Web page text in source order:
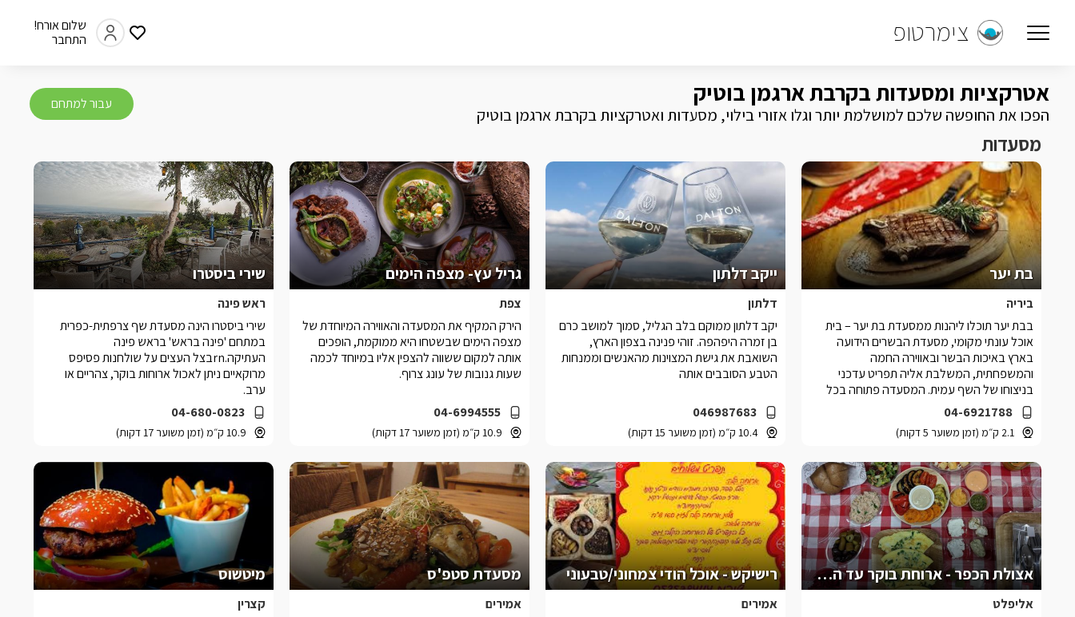
צימרטופ
שלום אורח!
התחבר
אטרקציות ומסעדות בקרבת ארגמן בוטיק
הפכו את החופשה שלכם למושלמת יותר וגלו אזורי בילוי, מסעדות ואטרקציות בקרבת ארגמן בוטיק
עבור למתחם
מסעדות
בת יער
ביריה
04-6921788
2.1 ק״מ (זמן משוער 5 דקות)
בבת יער תוכלו ליהנות ממסעדת בת יער – בית
אוכל עונתי מקומי, מסעדת הבשרים הידועה
בארץ באיכות הבשר ובאווירה החמה
והמשפחתית, המשלבת אליה תפריט עדכני
בניצוחו של השף עמית. המסעדה פתוחה בכל
ימות השבוע.
ייקב דלתון
דלתון
046987683
10.4 ק״מ (זמן משוער 15 דקות)
יקב דלתון ממוקם בלב הגליל, סמוך למושב כרם
בן זמרה היפהפה. זוהי פנינה בצפון הארץ,
השואבת את גישת המצוינות מהאנשים וממנחות
הטבע הסובבים אותה
גריל עץ- מצפה הימים
צפת
04-6994555
10.9 ק״מ (זמן משוער 17 דקות)
הירק המקיף את המסעדה והאווירה המיוחדת של
מצפה הימים שבשטחו היא ממוקמת, הופכים
אותה למקום ששווה להצפין אליו במיוחד לכמה
שעות גנובות של עונג צרוף.
שירי ביסטרו
ראש פינה
04-680-0823
10.9 ק״מ (זמן משוער 17 דקות)
שירי ביסטרו הינה מסעדת שף צרפתית-כפרית
במתחם 'פינה בראש' בראש פינה
העתיקה.rnבצל העצים על שולחנות פסיפס
מרוקאיים ניתן לאכול ארוחות בוקר, צהריים או
ערב.
אצולת הכפר - ארוחת בוקר עד הצימר
אליפלט
רישיקש - אוכל הודי צמחוני/טבעוני
אמירים
מסעדת סטפ'ס
אמירים
מיטשוס
קצרין